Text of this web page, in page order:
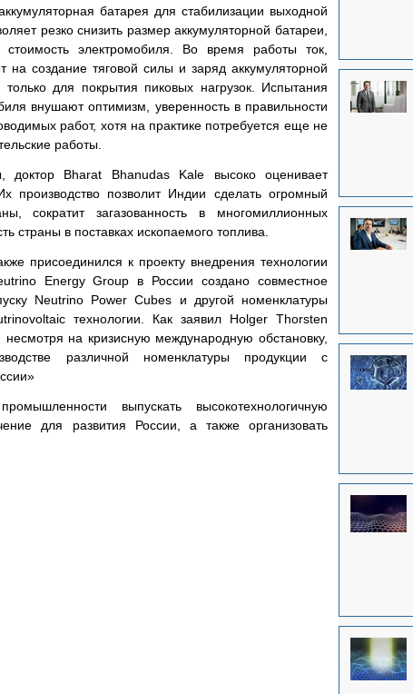
батарея для стабилизации выходной
резко снизить размер аккумуляторной батареи,
электромобиля. Во время работы ток,
создание тяговой силы и заряд аккумуляторной
для покрытия пиковых нагрузок. Испытания
внушают оптимизм, уверенность в правильности
работ, хотя на практике потребуется еще не
работы.
доктор Bharat Bhanudas Kale высоко оценивает
производство позволит Индии сделать огромный
сократит загазованность в многомиллионных
страны в поставках ископаемого топлива.
Energy Group в России создано совместное
Neutrino Power Cubes и другой номенклатуры
технологии. Как заявил Holger Thorsten
на кризисную международную обстановку,
различной номенклатуры продукции с
выпускать высокотехнологичную
для развития России, а также организовать